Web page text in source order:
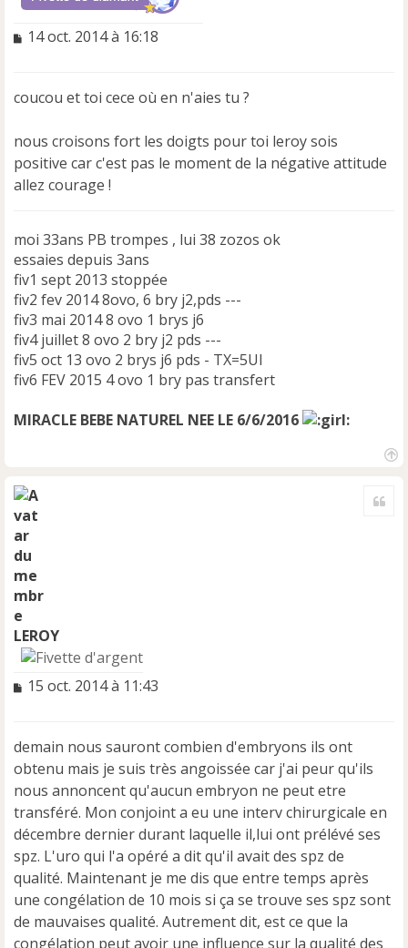
M
a
e
n
o
n
14 oct. 2014 à 16:18
coucou et toi cece où en n'aies tu ?
nous croisons fort les doigts pour toi leroy sois
positive car c'est pas le moment de la négative attitude
allez courage !
moi 33ans PB trompes , lui 38 zozos ok
essaies depuis 3ans
fiv1 sept 2013 stoppée
fiv2 fev 2014 8ovo, 6 bry j2,pds ---
fiv3 mai 2014 8 ovo 1 brys j6
fiv4 juillet 8 ovo 2 bry j2 pds ---
fiv5 oct 13 ovo 2 brys j6 pds - TX=5UI
fiv6 FEV 2015 4 ovo 1 bry pas transfert
MIRACLE BEBE NATUREL NEE LE 6/6/2016
LEROY
M
a
g
e
n
o
n
l
u
15 oct. 2014 à 11:43
demain nous sauront combien d'embryons ils ont
obtenu mais je suis très angoissée car j'ai peur qu'ils
nous annoncent qu'aucun embryon ne peut etre
transféré. Mon conjoint a eu une interv chirurgicale en
décembre dernier durant laquelle il,lui ont prélévé ses
spz. L'uro qui l'a opéré a dit qu'il avait des spz de
qualité. Maintenant je me dis que entre temps après
une congélation de 10 mois si ça se trouve ses spz sont
de mauvaises qualité. Autrement dit, est ce que la
congélation peut avoir une influence sur la qualité des